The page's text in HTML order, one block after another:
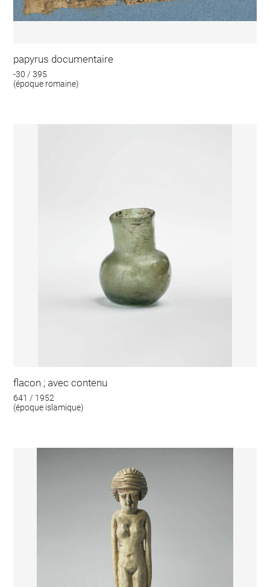
papyrus documentaire
-30 / 395
(époque romaine)
flacon ; avec contenu
641 / 1952
(époque islamique)